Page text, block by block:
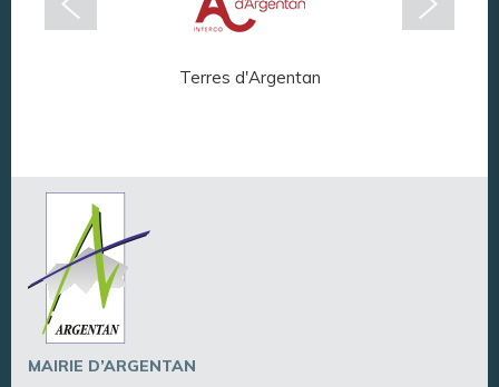
Terres d'Argentan
MAIRIE D’ARGENTAN